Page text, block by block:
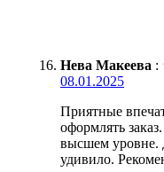
Нева Макеева :
08.01.2025
Приятные
оформлять
высшем уровне.
удивило.